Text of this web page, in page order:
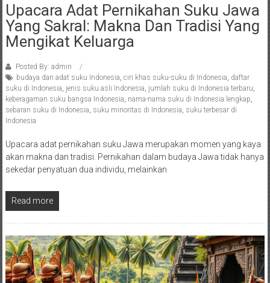
Upacara Adat Pernikahan Suku Jawa
Yang Sakral: Makna Dan Tradisi Yang
Mengikat Keluarga
Posted By: admin
budaya dan adat suku Indonesia ciri khas suku-suku di Indonesia daftar
suku di Indonesia jenis suku asli Indonesia jumlah suku di Indonesia terbaru
keberagaman suku bangsa Indonesia nama-nama suku di Indonesia lengkap
sebaran suku di Indonesia suku minoritas di Indonesia suku terbesar di
Indonesia
Upacara adat pernikahan suku Jawa merupakan momen yang kaya
akan makna dan tradisi. Pernikahan dalam budaya Jawa tidak hanya
sekedar penyatuan dua individu, melainkan
Read more